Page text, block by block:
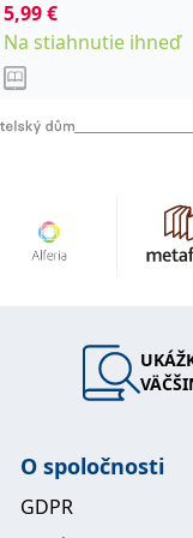
Študlarová Zdeňka
5,99€
Na stiahnutie ihneď
O spoločnosti
GDPR